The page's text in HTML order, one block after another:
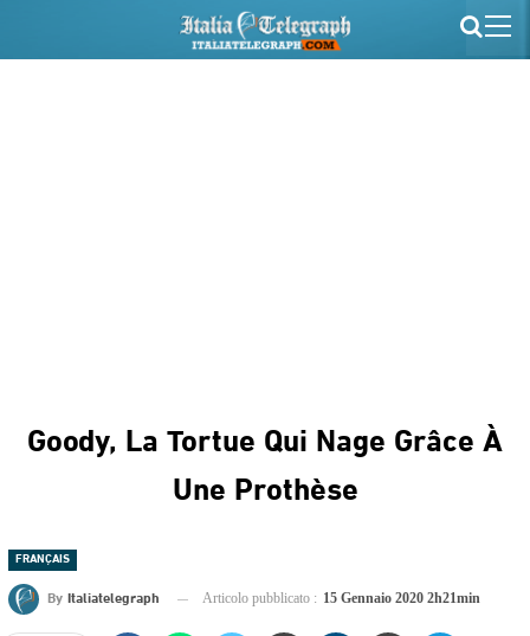
Goody, La Tortue Qui Nage Grâce À
Une Prothèse
FRANÇAIS
By Italiatelegraph Articolo pubblicato : 15 Gennaio 2020 2h21min